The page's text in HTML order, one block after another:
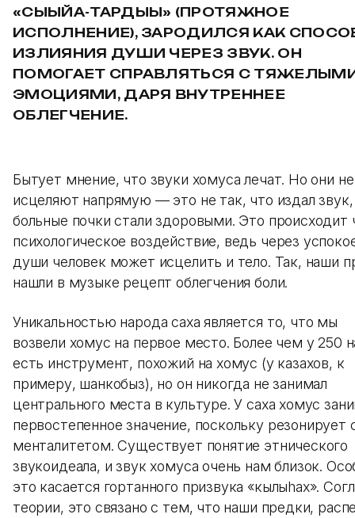
«СЫЫЙА-ТАРДЫЫ» (ПРОТЯЖНОЕ
ИСПОЛНЕНИЕ), ЗАРОДИЛСЯ КАК
ИЗЛИЯНИЯ ДУШИ ЧЕРЕЗ ЗВУК. ОН
ПОМОГАЕТ СПРАВЛЯТЬСЯ С
ЭМОЦИЯМИ, ДАРЯ ВНУТРЕННЕЕ
ОБЛЕГЧЕНИЕ.
Бытует мнение, что звуки хомуса лечат. Но они не
исцеляют напрямую — это не так, что издал
больные почки стали здоровыми. Это происходит
психологическое воздействие, ведь через
души человек может исцелить и тело. Так, наши
нашли в музыке рецепт облегчения боли.
Уникальностью народа саха является то, что мы
возвели хомус на первое место. Более чем у 250
есть инструмент, похожий на хомус (у казахов, к
примеру, шанкобыз), но он никогда не занимал
центрального места в культуре. У саха хомус
первостепенное значение, поскольку резонирует
менталитетом. Существует понятие этнического
звукоидеала, и звук хомуса очень нам близок.
это касается гортанного призвука «кылыhах».
теории, это связано с тем, что наши предки,